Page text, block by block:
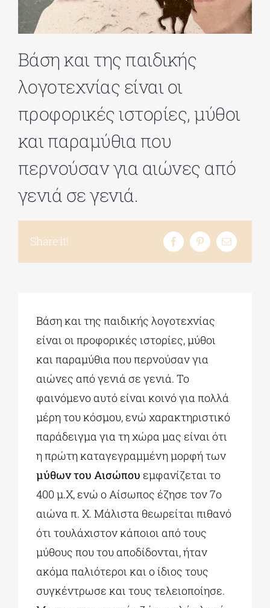
ΔΙΔΑΚΤΟΡΙΚΑ
ΠΟΛΙΤΙΣΤΙΚΟΙ ΦΟΡΕΙΣ
ΔΗΜΟΙ
ΕΚΔΗΛΩΣΕΙΣ
Βάση και της παιδικής
λογοτεχνίας είναι οι
προφορικές ιστορίες, μύθοι
και παραμύθια που
περνούσαν για αιώνες από
γενιά σε γενιά.
Share it!
Βάση και της παιδικής λογοτεχνίας
είναι οι προφορικές ιστορίες, μύθοι
και παραμύθια που περνούσαν για
αιώνες από γενιά σε γενιά. Το
φαινόμενο αυτό είναι κοινό για πολλά
μέρη του κόσμου, ενώ χαρακτηριστικό
παράδειγμα για τη χώρα μας είναι ότι
η πρώτη καταγεγραμμένη μορφή των
μύθων του Αισώπου εμφανίζεται το
400 μ.Χ, ενώ ο Αίσωπος έζησε τον 7ο
αιώνα π. Χ. Μάλιστα θεωρείται πιθανό
ότι τουλάχιστον κάποιοι από τους
μύθους που του αποδίδονται, ήταν
ακόμα παλιότεροι και ο ίδιος τους
συγκέντρωσε και τους τελειοποίησε.